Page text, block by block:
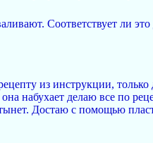
Соответствует ли это
из инструкции,
набухает делаю все по
Достаю с помощью